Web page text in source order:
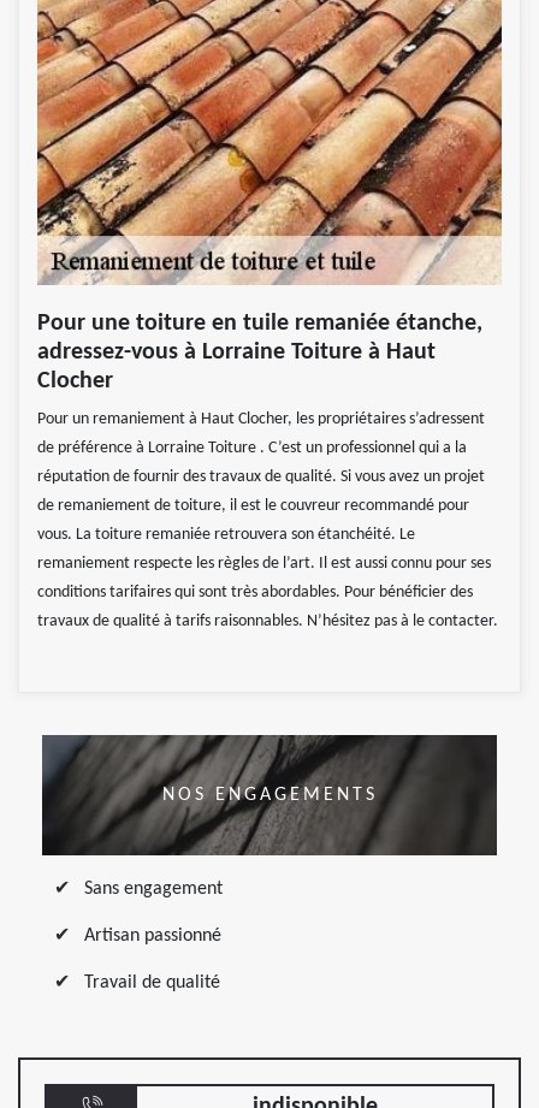
Pour une toiture en tuile remaniée étanche,
adressez-vous à Lorraine Toiture à Haut
Clocher
Pour un remaniement à Haut Clocher, les propriétaires s’adressent
de préférence à Lorraine Toiture . C’est un professionnel qui a la
réputation de fournir des travaux de qualité. Si vous avez un projet
de remaniement de toiture, il est le couvreur recommandé pour
vous. La toiture remaniée retrouvera son étanchéité. Le
remaniement respecte les règles de l’art. Il est aussi connu pour ses
conditions tarifaires qui sont très abordables. Pour bénéficier des
travaux de qualité à tarifs raisonnables. N’hésitez pas à le contacter.
NOS ENGAGEMENTS
Sans engagement
Artisan passionné
Travail de qualité